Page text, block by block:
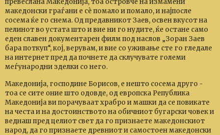
превеслана Македонија, тоа островче на измамени
македонски граѓани е сѐ помало и помало, и најпосле
сосема ќе го снема. Од предавникот Заев, освен вкусот на
пелинот во устата што и вие ни го нудите, ќе остане само
еден славен документарен филм под наслов „Зоран Заев
бара поткуп“, кој, верувам, и вие со уживање сте го гледале
на интернет пред да почнете да склучувате големи
меѓународни зделки со него.
Македонија, господине Борисов, е нешто сосема друго -
тоа се сите оние што одовде, од европска Република
Македонија ви порачуваат храбро и машки да се повикате
на честа и на достоинството на обичниот бугарски човек и
веднаш пред целиот свет да го признаете македонскиот
народ, да го признаете древниот и самостоен македонски